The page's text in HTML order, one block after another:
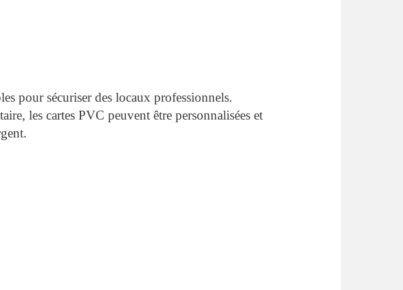
pour sécuriser des locaux professionnels.
les cartes PVC peuvent être personnalisées et